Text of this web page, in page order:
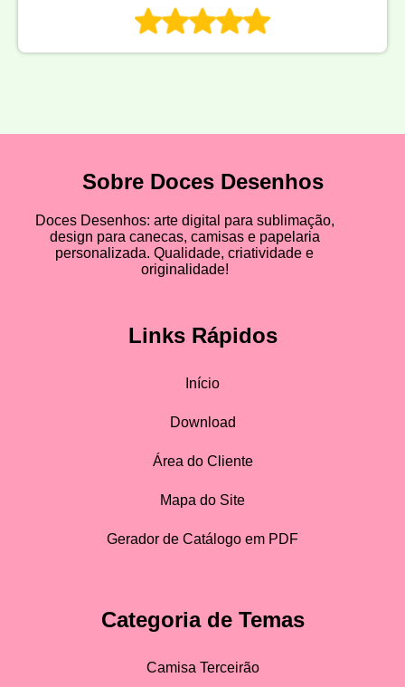
Sobre Doces Desenhos
Doces Desenhos: arte digital para sublimação,
design para canecas, camisas e papelaria
personalizada. Qualidade, criatividade e
originalidade!
Links Rápidos
Início
Download
Área do Cliente
Mapa do Site
Gerador de Catálogo em PDF
Categoria de Temas
Camisa Terceirão